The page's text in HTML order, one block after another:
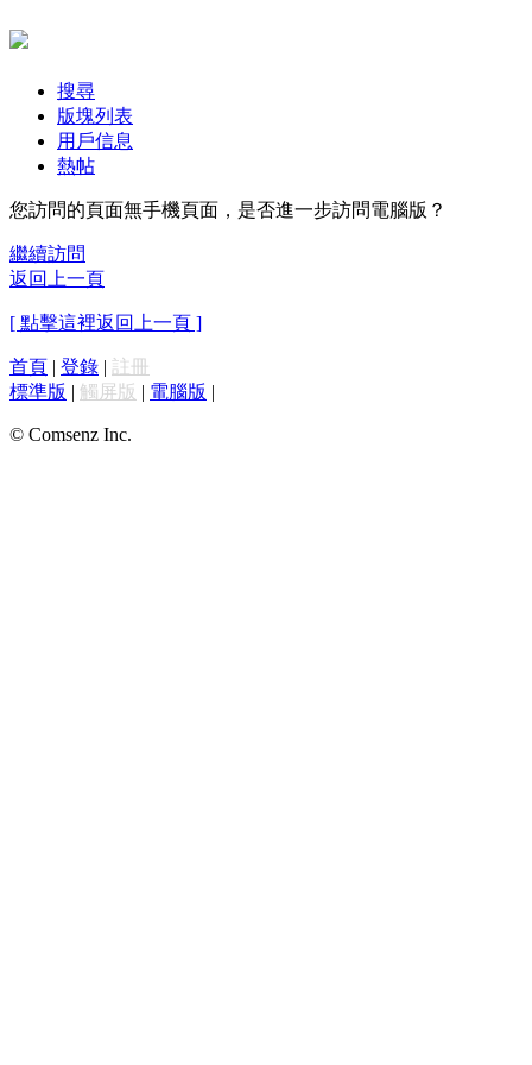
搜尋
版塊列表
用戶信息
熱帖
您訪問的頁面無手機頁面，是否進一步訪問電腦版？
繼續訪問
返回上一頁
[ 點擊這裡返回上一頁 ]
首頁 | 登錄 | 註冊
標準版 | 觸屏版 | 電腦版 |
© Comsenz Inc.